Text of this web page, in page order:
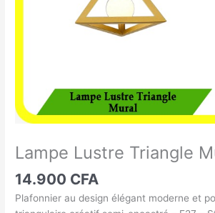
Lampe Lustre Triangle
14.900 CFA
Plafonnier au design élégant moderne et